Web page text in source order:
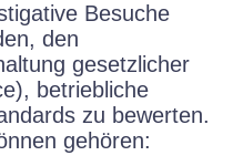
Besuche
den
gesetzlicher
betriebliche
zu bewerten.
gehören: